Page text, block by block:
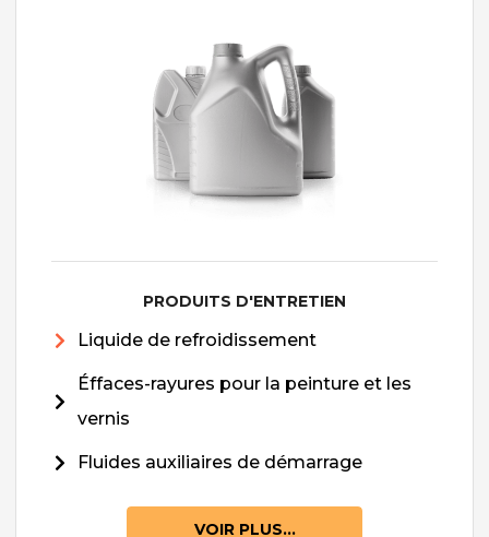
PRODUITS D'ENTRETIEN
Liquide de refroidissement
Éffaces-rayures pour la peinture et les
vernis
Fluides auxiliaires de démarrage
VOIR PLUS...